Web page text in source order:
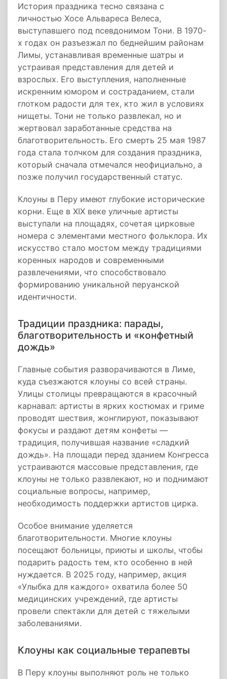
История праздника тесно связана с
личностью Хосе Альвареса Велеса,
выступавшего под псевдонимом Тони. В 1970-
х годах он разъезжал по беднейшим районам
Лимы, устанавливая временные шатры и
устраивая представления для детей и
взрослых. Его выступления, наполненные
искренним юмором и состраданием, стали
глотком радости для тех, кто жил в условиях
нищеты. Тони не только развлекал, но и
жертвовал заработанные средства на
благотворительность. Его смерть 25 мая 1987
года стала толчком для создания праздника,
который сначала отмечался неофициально, а
позже получил государственный статус.
Клоуны в Перу имеют глубокие исторические
корни. Еще в XIX веке уличные артисты
выступали на площадях, сочетая цирковые
номера с элементами местного фольклора. Их
искусство стало мостом между традициями
коренных народов и современными
развлечениями, что способствовало
формированию уникальной перуанской
идентичности.
Традиции праздника: парады,
благотворительность и «конфетный
дождь»
Главные события разворачиваются в Лиме,
куда съезжаются клоуны со всей страны.
Улицы столицы превращаются в красочный
карнавал: артисты в ярких костюмах и гриме
проводят шествия, жонглируют, показывают
фокусы и раздают детям конфеты —
традиция, получившая название «сладкий
дождь». На площади перед зданием Конгресса
устраиваются массовые представления, где
клоуны не только развлекают, но и поднимают
социальные вопросы, например,
необходимость поддержки артистов цирка.
Особое внимание уделяется
благотворительности. Многие клоуны
посещают больницы, приюты и школы, чтобы
подарить радость тем, кто особенно в ней
нуждается. В 2025 году, например, акция
«Улыбка для каждого» охватила более 50
медицинских учреждений, где артисты
провели спектакли для детей с тяжелыми
заболеваниями.
Клоуны как социальные терапевты
В Перу клоуны выполняют роль не только